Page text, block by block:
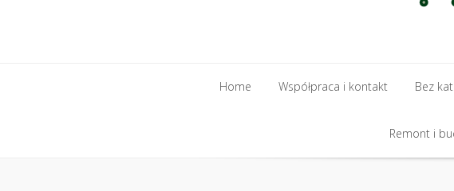
Home Współpraca i kontakt Bez
Remont i